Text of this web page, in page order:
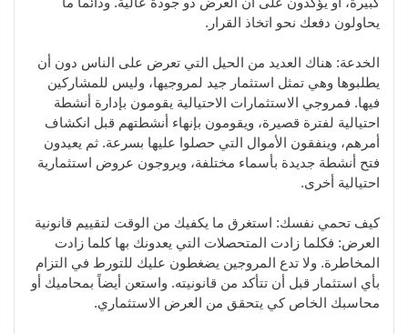
يحاولون دفعك نحو اتخاذ القرار.
الخدعة: هناك العديد من الحيل التي تعرض على الناس دون أن
يطلبوها وهي تمثل استثمار جيد لمروجيها، وليس للمشاركين
فيها. فمروجي الاستثمارات الاحتيالية يقومون بإدارة أنشطة
احتيالية لفترة قصيرة، ويقومون بإنهاء أنشطتهم قبل انكشاف
أمرهم، وينفقون الأموال التي حصلوا عليها بسرعة. ثم يعيدون
فتح أنشطة جديدة بأسماء مختلفة، ويروجون عروض استثمارية
احتيالية أخرى.
كيف تحمي نفسك: استغرق ما يكفيك من الوقت لتقييم قانونية
العرض: فكلما زادت المتحصلات التي يعدونك بها كلما زادت
المخاطرة. ولا تدع المروجين يضغطون عليك للتورط في التزام
بأي استثمار قبل أن تتأكد من قانونيته. واستعن أيضاً بمحاميك أو
محاسبك الخاص كي يتحقق من العرض الاستثماري.